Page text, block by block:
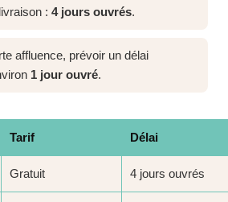
:4 jours ouvrés.
affluence, prévoir un délai
1 jour ouvré.
Tarif Délai
Gratuit 4 jours ouvrés